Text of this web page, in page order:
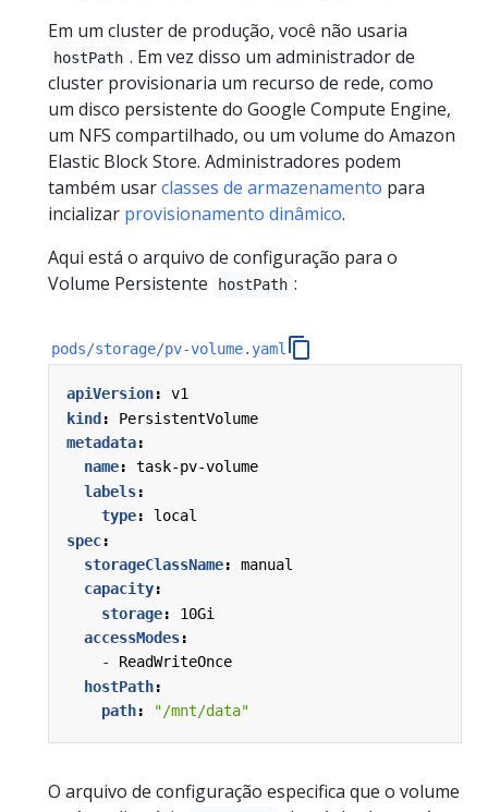
Em um cluster de produção, você não usaria
hostPath . Em vez disso um administrador de
cluster provisionaria um recurso de rede, como
um disco persistente do Google Compute Engine,
um NFS compartilhado, ou um volume do Amazon
Elastic Block Store. Administradores podem
também usarclasses de armazenamento para
incializar provisionamento dinâmico.
Aqui está o arquivo de configuração para o
Volume Persistente
hostPath :
pods/storage/pv-volume.yaml
apiVersion:
v1
kind:
PersistentVolume
metadata:
name:
task-pv-volume
labels:
type:
local
spec:
storageClassName:
manual
capacity:
storage:
10Gi
accessModes:
- ReadWriteOnce
hostPath:
path: "/mnt/data"
O arquivo de configuração especifica que o volume